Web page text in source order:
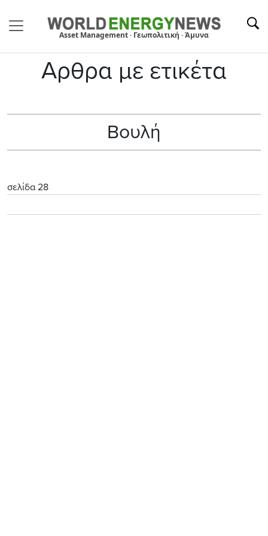
Asset Management · Γεωπολιτική · Άμυνα
Αρθρα με ετικέτα
Βουλή
σελίδα 28